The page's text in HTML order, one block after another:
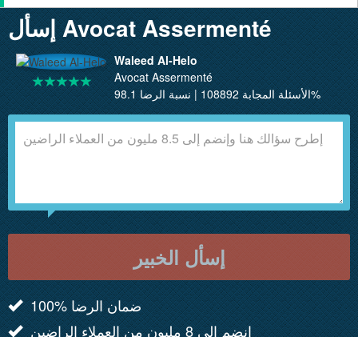
إسأل Avocat Assermenté
Waleed Al-Helo
Avocat Assermenté
الأسئلة المجابة 108892 | نسبة الرضا 98.1%
إسأل الخبير
100% ضمان الرضا
انضم الى 8 مليون من العملاء الراضين